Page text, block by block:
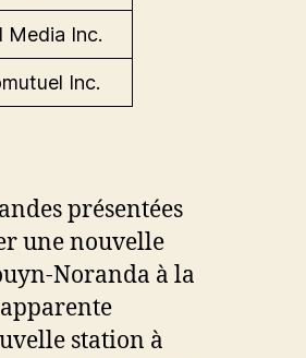
Media Inc.
Inc.
présentées
une nouvelle
Noranda à la
station à